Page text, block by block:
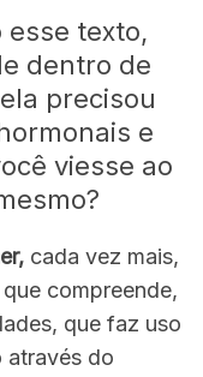
esse texto,
dentro de
precisou
e
viesse ao
cada vez mais,
compreende,
que faz uso
através do